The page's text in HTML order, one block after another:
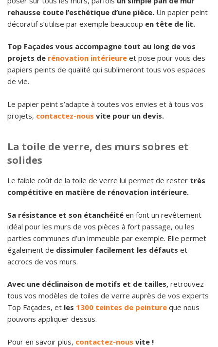
rehausse toute l’esthétique d’une pièce. Un papier peint
décoratif s’utilise par exemple beaucoup en tête de lit.
Top Façades vous accompagne tout au long de vos
projets de rénovation intérieure et pose pour vous des
papiers peints de qualité qui sublimeront tous vos espaces
de vie.
Le papier peint s’adapte à toutes vos envies et à tous vos
projets, contactez-nous vite pour un devis.
La toile de verre, des murs sobres et
solides
Le faible coût de la toile de verre lui permet de rester très
compétitive en matière de rénovation intérieure.
Sa résistance et son étanchéité en font un revêtement
idéal pour les murs de vos pièces à fort passage, ou les
parties communes d’un immeuble par exemple. Elle permet
également de dissimuler facilement les défauts et
accrocs de vos murs.
Avec une déclinaison de motifs et de tailles, retrouvez
tous vos modèles de toiles de verre auprès de vos experts
Top Façades, et les 1300 teintes de peinture que nous
pouvons appliquer dessus.
Pour en savoir plus, contactez-nous vite !